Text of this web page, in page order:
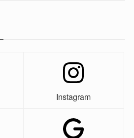
Instagram